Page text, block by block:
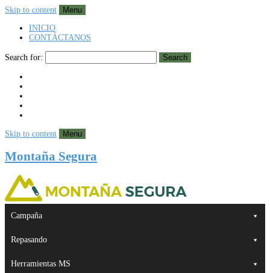
Skip to content
Menu
INICIO
CONTÁCTANOS
Search for: Search
Skip to content Menu
Montaña Segura
Campaña
Repasando
Herramientas MS